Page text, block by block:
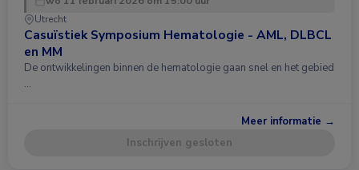
Utrecht
Casuïstiek Symposium Hematologie - AML, DLBCL
en MM
De ontwikkelingen binnen de hematologie gaan snel en het gebied
…
Meer informatie →
Inschrijven gesloten